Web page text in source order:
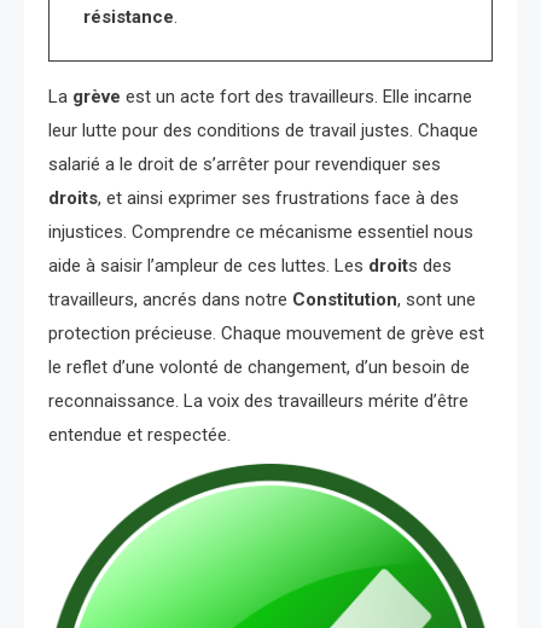
résistance.
La grève est un acte fort des travailleurs. Elle incarne
leur lutte pour des conditions de travail justes. Chaque
salarié a le droit de s’arrêter pour revendiquer ses
droits, et ainsi exprimer ses frustrations face à des
injustices. Comprendre ce mécanisme essentiel nous
aide à saisir l’ampleur de ces luttes. Les droits des
travailleurs, ancrés dans notre Constitution, sont une
protection précieuse. Chaque mouvement de grève est
le reflet d’une volonté de changement, d’un besoin de
reconnaissance. La voix des travailleurs mérite d’être
entendue et respectée.